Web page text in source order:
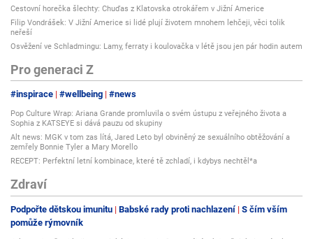
Cestovní horečka šlechty: Chuďas z Klatovska otrokářem v Jižní Americe
Filip Vondrášek: V Jižní Americe si lidé plují životem mnohem lehčeji, věci tolik
neřeší
Osvěžení ve Schladmingu: Lamy, ferraty i koulovačka v létě jsou jen pár hodin autem
Pro generaci Z
#inspirace #wellbeing #news
Pop Culture Wrap: Ariana Grande promluvila o svém ústupu z veřejného života a
Sophia z KATSEYE si dává pauzu od skupiny
Alt news: MGK v tom zas lítá, Jared Leto byl obviněný ze sexuálního obtěžování a
zemřely Bonnie Tyler a Mary Morello
RECEPT: Perfektní letní kombinace, které tě zchladí, i kdybys nechtěl*a
Zdraví
Podpořte dětskou imunitu Babské rady proti nachlazení S čím vším
pomůže rýmovník